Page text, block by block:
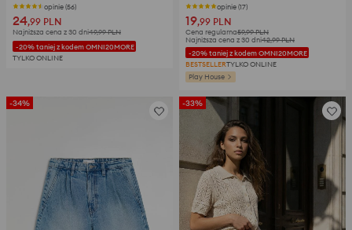
opinie (56)
24,99 PLN
Najniższa cena z 30 dni49,99PLN
-20% taniej z kodem OMNI20MORE
TYLKO ONLINE
opinie (17)
19,99 PLN
Cena regularna59,99PLN
Najniższa cena z 30 dni42,99PLN
-20% taniej z kodem OMNI20MORE
BESTSELLERTYLKO ONLINE
Play House
-34% -33%